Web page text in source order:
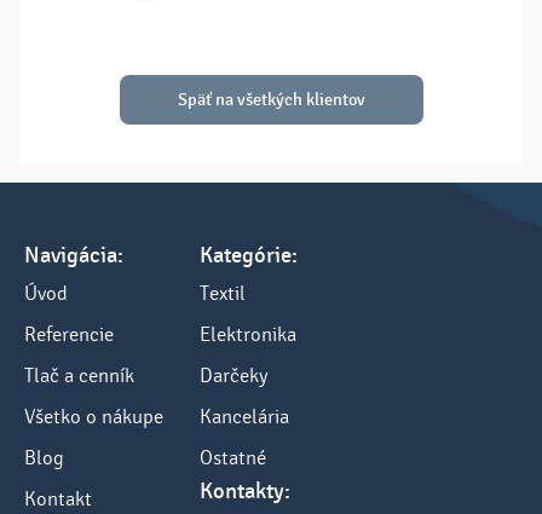
Späť na všetkých klientov
Navigácia:
Úvod
Referencie
Tlač a cenník
Všetko o nákupe
Blog
Kontakt
Kategórie:
Textil
Elektronika
Darčeky
Kancelária
Ostatné
Kontakty: